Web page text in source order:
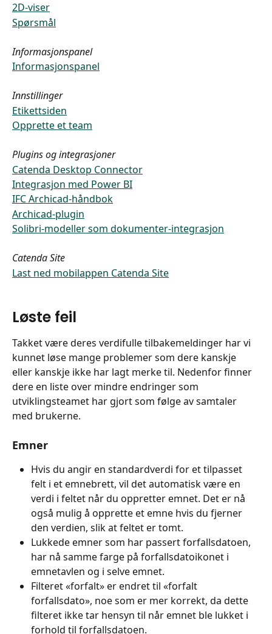
2D-viser
Spørsmål
Informasjonspanel
Informasjonspanel
Innstillinger
Etikettsiden
Opprette et team
Plugins og integrasjoner
Catenda Desktop Connector
Integrasjon med Power BI
IFC Archicad-håndbok
Archicad-plugin
Solibri-modeller som dokumenter-integrasjon
Catenda Site
Last ned mobilappen Catenda Site
Løste feil
Takket være deres verdifulle tilbakemeldinger har vi
kunnet løse mange problemer som dere kanskje
eller kanskje ikke har lagt merke til. Nedenfor finner
dere en liste over mindre endringer som
utviklingsteamet har gjort som følge av samtaler
med brukerne.
Emner
Hvis du angir en standardverdi for et tilpasset
felt i et emnebrett, vil det automatisk være en
verdi i feltet når du oppretter emnet. Det er nå
også mulig å opprette et emne hvis du fjerner
den verdien, slik at feltet er tomt.
Lukkede emner som har passert forfallsdatoen,
har nå samme farge på forfallsdatoikonet i
emnetavlen og i selve emnet.
Filteret «forfalt» er endret til «forfalt
forfallsdato», noe som er mer korrekt, da dette
filteret ikke tar hensyn til når emnet ble lukket i
forhold til forfallsdatoen.